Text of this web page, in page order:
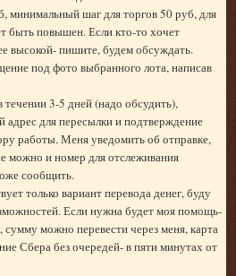
минимальный шаг для торгов 50 руб, для
быть повышен. Если кто-то хочет
высокой- пишите, будем обсуждать.
под фото выбранного лота, написав
течении 3-5 дней (надо обсудить),
для пересылки и подтверждение
работы. Меня уведомить об отправке,
можно и номер для отслеживания
сообщить.
только вариант перевода денег, буду
Если нужна будет моя помощь-
можно перевести через меня, карта
Сбера без очередей- в пяти минутах от